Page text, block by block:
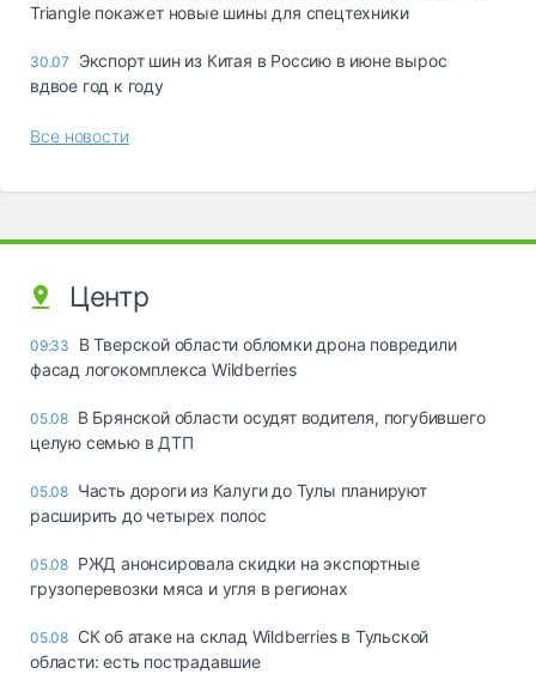
Triangle покажет новые шины для спецтехники
30.07
Экспорт шин из Китая в Россию в июне вырос
вдвое год к году
Все новости
Центр
09:33
В Тверской области обломки дрона повредили
фасад логокомплекса Wildberries
05.08 В Брянской области осудят водителя, погубившего
целую семью в ДТП
05.08 Часть дороги из Калуги до Тулы планируют
расширить до четырех полос
05.08 РЖД анонсировала скидки на экспортные
грузоперевозки мяса и угля в регионах
05.08 СК об атаке на склад Wildberries в Тульской
области: есть пострадавшие